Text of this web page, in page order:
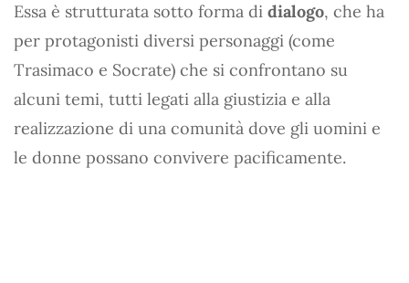
Essa è strutturata sotto forma di dialogo, che ha
per protagonisti diversi personaggi (come
Trasimaco e Socrate) che si confrontano su
alcuni temi, tutti legati alla giustizia e alla
realizzazione di una comunità dove gli uomini e
le donne possano convivere pacificamente.